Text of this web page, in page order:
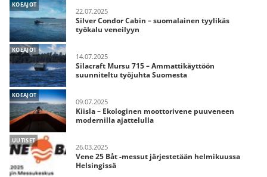
KOEAJOT
22.07.2025
Silver Condor Cabin – suomalainen tyylikäs
työkalu veneilyyn
KOEAJOT
14.07.2025
Silacraft Mursu 715 – Ammattikäyttöön
suunniteltu työjuhta Suomesta
KOEAJOT
09.07.2025
Kiisla – Ekologinen moottorivene puuveneen
modernilla ajattelulla
UUTISET
26.03.2025
Vene 25 Båt -messut järjestetään helmikuussa
Helsingissä